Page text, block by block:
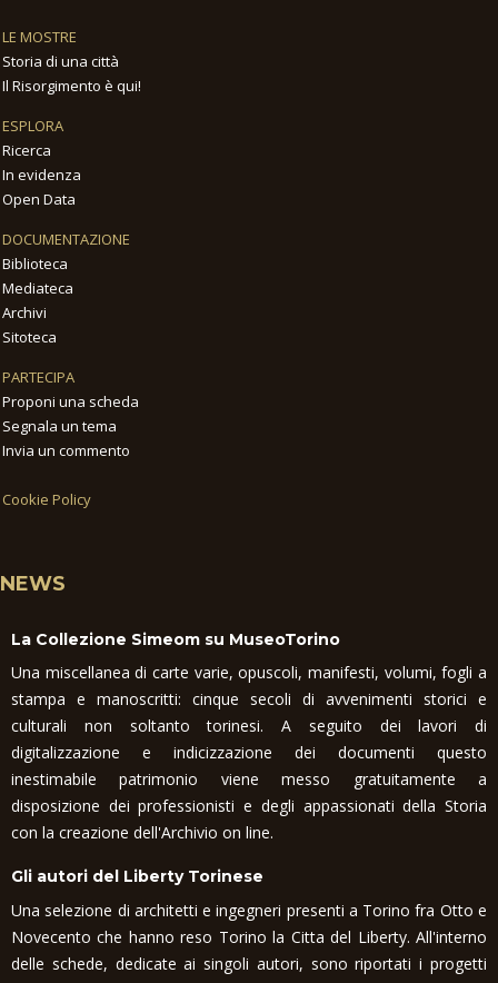
LE MOSTRE
Storia di una città
Il Risorgimento è qui!
ESPLORA
Ricerca
In evidenza
Open Data
DOCUMENTAZIONE
Biblioteca
Mediateca
Archivi
Sitoteca
PARTECIPA
Proponi una scheda
Segnala un tema
Invia un commento
Cookie Policy
NEWS
La Collezione Simeom su MuseoTorino
Una miscellanea di carte varie, opuscoli, manifesti, volumi, fogli a
stampa e manoscritti: cinque secoli di avvenimenti storici e
culturali non soltanto torinesi. A seguito dei lavori di
digitalizzazione e indicizzazione dei documenti questo
inestimabile patrimonio viene messo gratuitamente a
disposizione dei professionisti e degli appassionati della Storia
con la creazione dell'Archivio on line.
Gli autori del Liberty Torinese
Una selezione di architetti e ingegneri presenti a Torino fra Otto e
Novecento che hanno reso Torino la Citta del Liberty. All'interno
delle schede, dedicate ai singoli autori, sono riportati i progetti